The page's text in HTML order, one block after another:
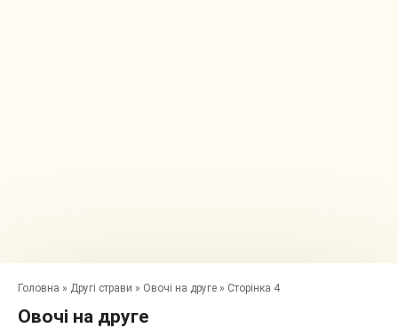
Головна » Другі страви » Овочі на друге » Сторінка 4
Овочі на друге